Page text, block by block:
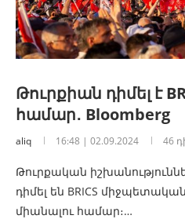
Թուրքիան դիմել է
համար․ Bloomberg
aliq 16:48 | 02.09.2024 46
Թուրքական
դիմել են BRICS
միանալու համար։…